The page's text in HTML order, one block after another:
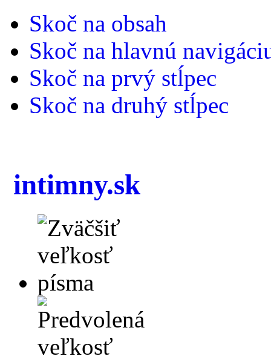
Skoč na obsah
Skoč na hlavnú
Skoč na prvý stĺpec
Skoč na druhý stĺpec
intimny.sk